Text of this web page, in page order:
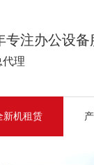
专注办公设备
代理
新机租赁